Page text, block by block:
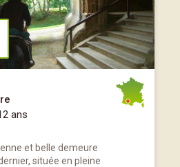
ans
et belle demeure
située en pleine